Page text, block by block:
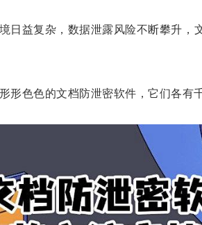
日益复杂，数据泄露风险不断攀升，
形色色的文档防泄密软件，它们各有